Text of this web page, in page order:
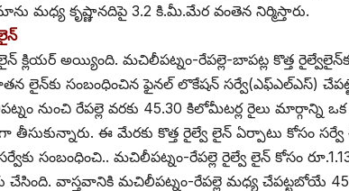
మధ్య కృష్ణానదిపై 3.2 కి.మీ.మేర వంతెన నిర్మిస్తారు.
‌క్లియర్‌ అయ్యింది. మచిలీపట్నం-రేపల్లె-బాపట్ల కొత్త
లైన్‌కు సంబంధించిన ఫైనల్‌ ‌లొకేషన్‌ ‌సర్వే(ఎఫ్‌ఎల్‌ఎస్‌)
రేపల్లె వరకు 45.30 కిలోమీటర్ల రైలు మార్గాన్ని ఒక
తీసుకున్నారు. ఈ మేరకు కొత్త రైల్వే లైన్‌ ఏర్పాటు కోసం
సంబంధించి.. మచిలీపట్నం-రేపల్లె రైల్వే లైన్‌ ‌కోసం రూ.1.13
చేసింది. వాస్తవానికి మచిలీపట్నం-రేపల్లె మధ్య చేపట్టబోయే